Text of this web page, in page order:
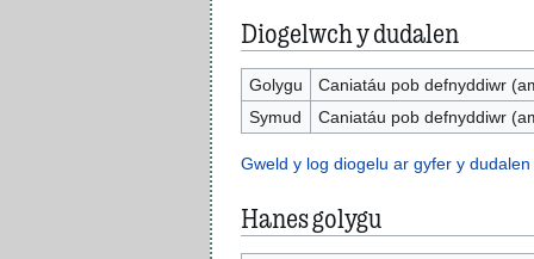
Diogelwch y dudalen
Golygu
Caniatáu pob defnyddiwr
Symud
Caniatáu pob defnyddiwr
Gweld y log diogelu ar gyfer y
Hanes golygu